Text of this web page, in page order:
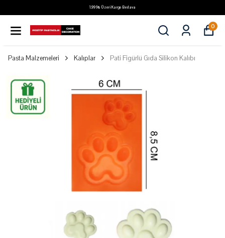
1.999₺ Üzeri Kargo Bedava
0
Pasta Malzemeleri Kalıplar Pati Figürlü Gıda Silikon Kalıbı